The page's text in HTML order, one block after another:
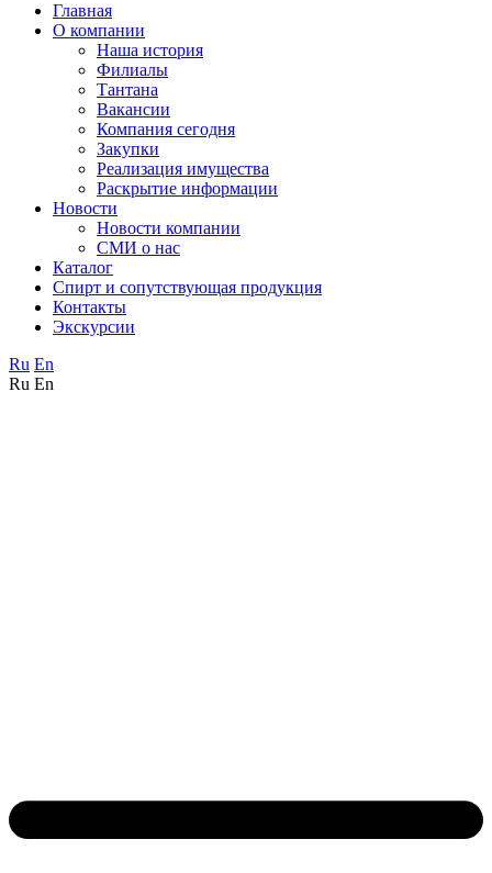
Главная
О компании
Наша история
Филиалы
Тантана
Вакансии
Компания сегодня
Закупки
Реализация имущества
Раскрытие информации
Новости
Новости компании
СМИ о нас
Каталог
Спирт и сопутствующая продукция
Контакты
Экскурсии
Ru En
Ru En